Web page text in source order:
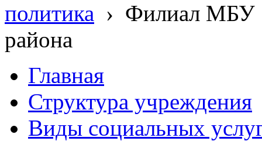
политика › Филиал МБУ
района
Главная
Структура учреждения
Виды социальных